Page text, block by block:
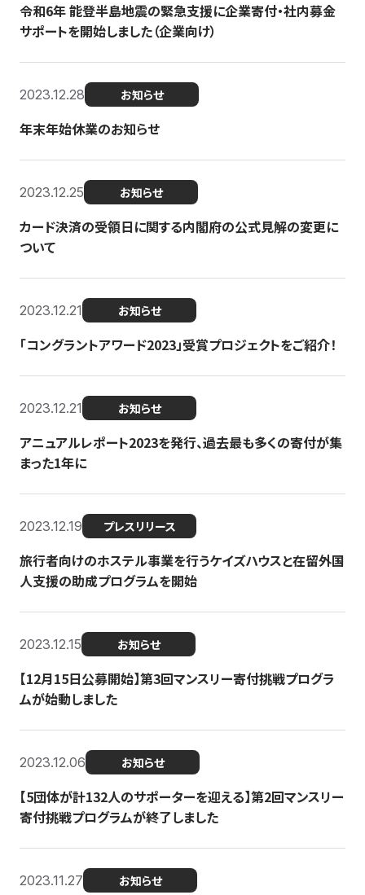
令和6年 能登半島地震の緊急支援に企業寄付・社内募金
サポートを開始しました（企業向け）
2023.12.28 お知らせ
年末年始休業のお知らせ
2023.12.25 お知らせ
カード決済の受領日に関する内閣府の公式見解の変更に
ついて
2023.12.21 お知らせ
「コングラントアワード2023」受賞プロジェクトをご紹介！
2023.12.21 お知らせ
アニュアルレポート2023を発行、過去最も多くの寄付が集
まった1年に
2023.12.19 プレスリリース
旅行者向けのホステル事業を行うケイズハウスと在留外国
人支援の助成プログラムを開始
2023.12.15 お知らせ
【12月15日公募開始】第3回マンスリー寄付挑戦プログラ
ムが始動しました
2023.12.06 お知らせ
【5団体が計132人のサポーターを迎える】第2回マンスリー
寄付挑戦プログラムが終了しました
2023.11.27 お知らせ